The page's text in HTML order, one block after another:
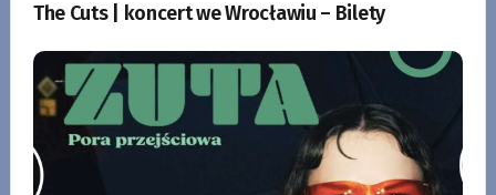
The Cuts | koncert we Wrocławiu – Bilety